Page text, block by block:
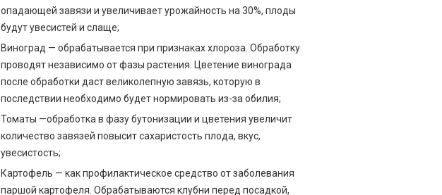
опадающей завязи и увеличивает урожайность на 30%, плоды
будут увесистей и слаще;
Виноград — обрабатывается при признаках хлороза. Обработку
проводят независимо от фазы растения. Цветение винограда
после обработки даст великолепную завязь, которую в
последствии необходимо будет нормировать из-за обилия;
Томаты —обработка в фазу бутонизации и цветения увеличит
количество завязей повысит сахаристость плода, вкус,
увесистость;
Картофель — как профилактическое средство от заболевания
паршой картофеля. Обрабатываются клубни перед посадкой,